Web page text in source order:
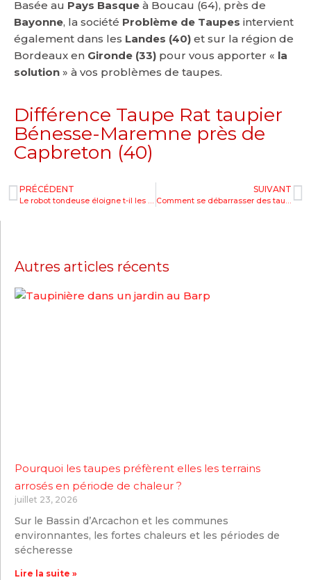
Basée au Pays Basque à Boucau (64), près de
Bayonne, la société Problème de Taupes intervient
également dans les Landes (40) et sur la région de
Bordeaux en Gironde (33) pour vous apporter « la
solution » à vos problèmes de taupes.
Différence Taupe Rat taupier
Bénesse-Maremne près de
Capbreton (40)
PRÉCÉDENT
Le robot tondeuse éloigne t-il les taupes à Boucau, près de Bayonne (64) ?
SUIVANT
Comment se débarrasser des taupes à Tarnos près de Labenne (40) ?
Autres articles récents
Pourquoi les taupes préfèrent elles les terrains
arrosés en période de chaleur ?
juillet 23, 2026
Sur le Bassin d’Arcachon et les communes
environnantes, les fortes chaleurs et les périodes de
sécheresse
Lire la suite »